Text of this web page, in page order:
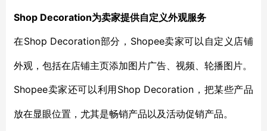
Shop Decoration为卖家提供自定义外观服务
在Shop Decoration部分， Shopee卖家可以自定义店铺
外观，包括在店铺主页添加图片广告、视频、轮播图片。
Shopee卖家还可以利用Shop Decoration ，把某些产品
放在显眼位置，尤其是畅销产品以及活动促销产品。